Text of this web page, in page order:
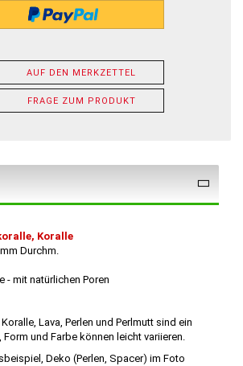
AUF DEN MERKZETTEL
FRAGE ZUM PRODUKT
Koralle
Durchm.
- mit natürlichen Poren
Lava, Perlen und Perlmutt sind ein
Form und Farbe können leicht variieren.
Deko (Perlen, Spacer) im Foto